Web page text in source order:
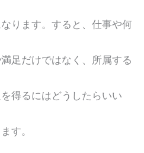
ます。すると、仕事や何
だけではなく、所属する
るにはどうしたらいい
。